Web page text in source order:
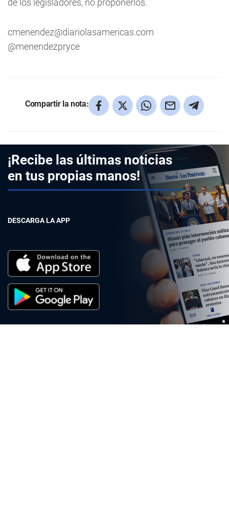
cmenendez@diariolasamericas.com
@menendezpryce
Compartir la nota:
¡Recibe las últimas noticias
en tus propias manos!
DESCARGA LA APP